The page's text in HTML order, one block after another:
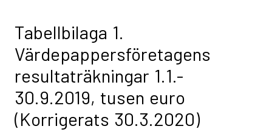
Tabellbilaga 1.
Värdepappersföretagens
resultaträkningar 1.1.-
30.9.2019, tusen euro
(Korrigerats 30.3.2020)